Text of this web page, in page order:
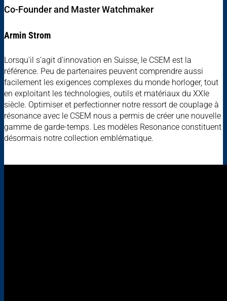
Co-Founder and Master Watchmaker
Armin Strom
Lorsqu'il s'agit d'innovation en Suisse, le CSEM est la
référence. Peu de partenaires peuvent comprendre aussi
facilement les exigences complexes du monde horloger, tout
en exploitant les technologies, outils et matériaux du XXIe
siècle. Optimiser et perfectionner notre ressort de couplage à
résonance avec le CSEM nous a permis de créer une nouvelle
gamme de garde-temps. Les modèles Resonance constituent
désormais notre collection emblématique.